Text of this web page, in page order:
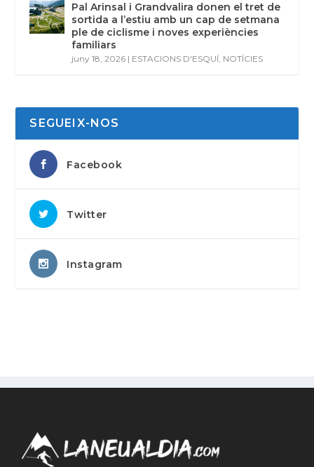
Pal Arinsal i Grandvalira donen el tret de
sortida a l’estiu amb un cap de setmana
ple de ciclisme i noves experiències
familiars
juny 18, 2026 | ESTACIONS D'ESQUÍ, NOTÍCIES
SEGUEIX-NOS
Facebook
Twitter
Instagram